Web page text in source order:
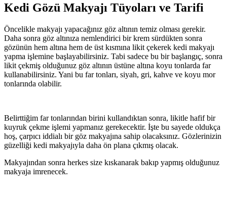
Kedi Gözü Makyajı Tüyoları ve Tarifi
Öncelikle makyajı yapacağınız göz altının temiz olması gerekir.
Daha sonra göz altınıza nemlendirici bir krem sürdükten sonra
gözünün hem altına hem de üst kısmına likit çekerek kedi makyajı
yapma işlemine başlayabilirsiniz. Tabi sadece bu bir başlangıç, sonra
likit çekmiş olduğunuz göz altının üstüne altına koyu tonlarda far
kullanabilirsiniz. Yani bu far tonları, siyah, gri, kahve ve koyu mor
tonlarında olabilir.
Belirttiğim far tonlarından birini kullandıktan sonra, likitle hafif bir
kuyruk çekme işlemi yapmanız gerekecektir. İşte bu sayede oldukça
hoş, çarpıcı iddialı bir göz makyajına sahip olacaksınız. Gözlerinizin
güzelliği kedi makyajıyla daha ön plana çıkmış olacak.
Makyajından sonra herkes size kıskanarak bakıp yapmış olduğunuz
makyaja imrenecek.